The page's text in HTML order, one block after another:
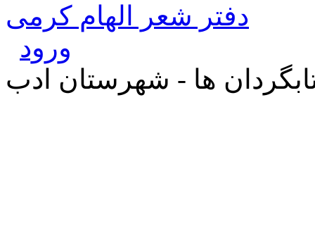
دفتر شعر الهام کرمی
ورود
ها - شهرستان ادب